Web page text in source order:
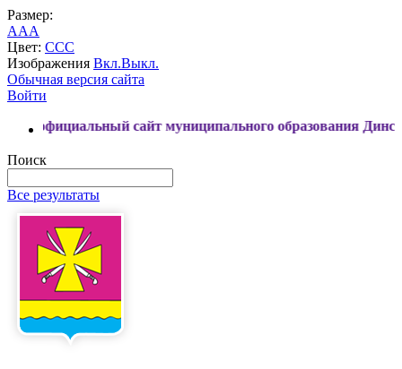
Размер:
AAA
Цвет: CCC
Изображения Вкл.Выкл.
Обычная версия сайта
Войти
сайт муниципального образования Динской район
Поиск
Все результаты